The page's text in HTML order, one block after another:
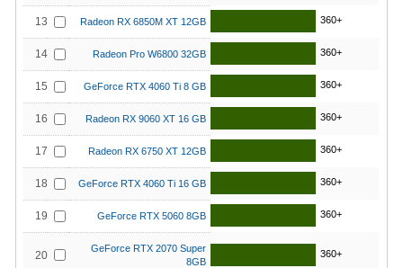
13 Radeon RX 6850M XT 12GB 360+
14 Radeon Pro W6800 32GB 360+
15 GeForce RTX 4060 Ti 8 GB 360+
16 Radeon RX 9060 XT 16 GB 360+
17 Radeon RX 6750 XT 12GB 360+
18 GeForce RTX 4060 Ti 16 GB 360+
19 GeForce RTX 5060 8GB 360+
20
GeForce RTX 2070 Super
8GB
360+